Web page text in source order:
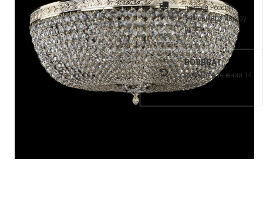
по всей России.
Самовывоз из шоу-
рума
ВОЗВРАТ
и обмен в течении 14
дней